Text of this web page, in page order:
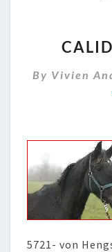
By Vivien
5721- von